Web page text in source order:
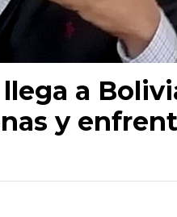
a
y